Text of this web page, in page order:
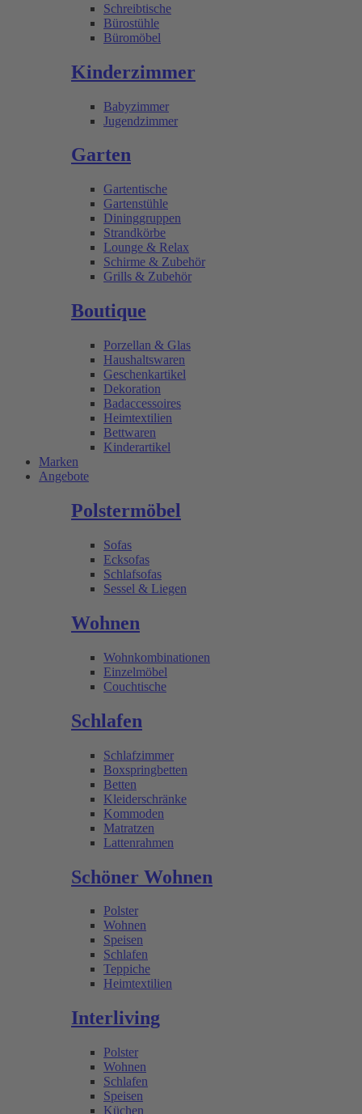
Schreibtische
Bürostühle
Büromöbel
Kinderzimmer
Babyzimmer
Jugendzimmer
Garten
Gartentische
Gartenstühle
Dininggruppen
Strandkörbe
Lounge & Relax
Schirme & Zubehör
Grills & Zubehör
Boutique
Porzellan & Glas
Haushaltswaren
Geschenkartikel
Dekoration
Badaccessoires
Heimtextilien
Bettwaren
Kinderartikel
Marken
Angebote
Polstermöbel
Sofas
Ecksofas
Schlafsofas
Sessel & Liegen
Wohnen
Wohnkombinationen
Einzelmöbel
Couchtische
Schlafen
Schlafzimmer
Boxspringbetten
Betten
Kleiderschränke
Kommoden
Matratzen
Lattenrahmen
Schöner Wohnen
Polster
Wohnen
Speisen
Schlafen
Teppiche
Heimtextilien
Interliving
Polster
Wohnen
Schlafen
Speisen
Küchen